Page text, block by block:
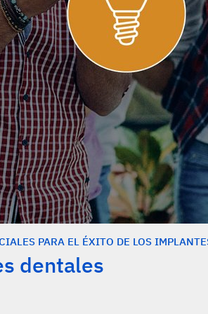
PARA EL ÉXITO DE LOS
dentales